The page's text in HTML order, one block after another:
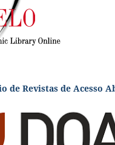
de Revistas de Acesso